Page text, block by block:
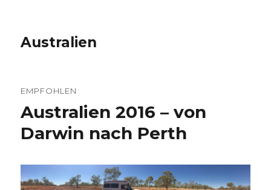
Australien
EMPFOHLEN
Australien 2016 – von
Darwin nach Perth